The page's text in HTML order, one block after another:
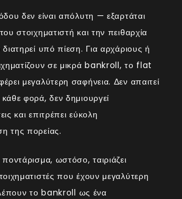
δεν είναι απόλυτη — εξαρτάται
στοιχηματιστή και την πειθαρχία
υπό πίεση. Για αρχάριους ή
σε μικρά bankroll, το flat
μεγαλύτερη σαφήνεια. Δεν απαιτεί
φορά, δεν δημιουργεί
και επιτρέπει εύκολη
της πορείας.
ωστόσο, ταιριάζει
που έχουν μεγαλύτερη
το bankroll ως ένα